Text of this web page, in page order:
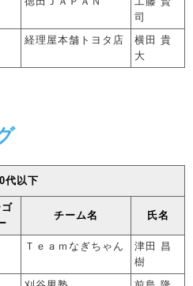
司
経理屋本舗トヨタ店
横田 貴
大
代以下
チーム名 氏名
Ｔｅａｍなぎちゃん
津田 昌
樹